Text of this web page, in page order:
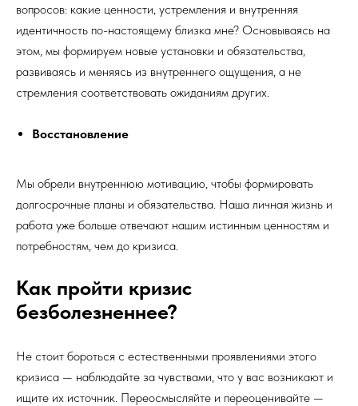
вопросов: какие ценности, устремления и внутренняя
идентичность по-настоящему близка мне? Основываясь на
этом, мы формируем новые установки и обязательства,
развиваясь и меняясь из внутреннего ощущения, а не
стремления соответствовать ожиданиям других.
Восстановление
Мы обрели внутреннюю мотивацию, чтобы формировать
долгосрочные планы и обязательства. Наша личная жизнь и
работа уже больше отвечают нашим истинным ценностям и
потребностям, чем до кризиса.
Как пройти кризис
безболезненнее?
Не стоит бороться с естественными проявлениями этого
кризиса — наблюдайте за чувствами, что у вас возникают и
ищите их источник. Переосмысляйте и переоценивайте —